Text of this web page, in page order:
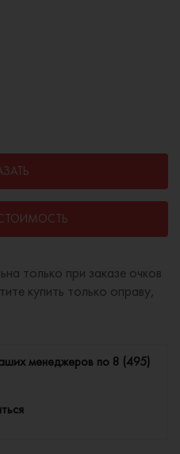
только при заказе очков
купить только оправу,
менеджеров по 8 (495)